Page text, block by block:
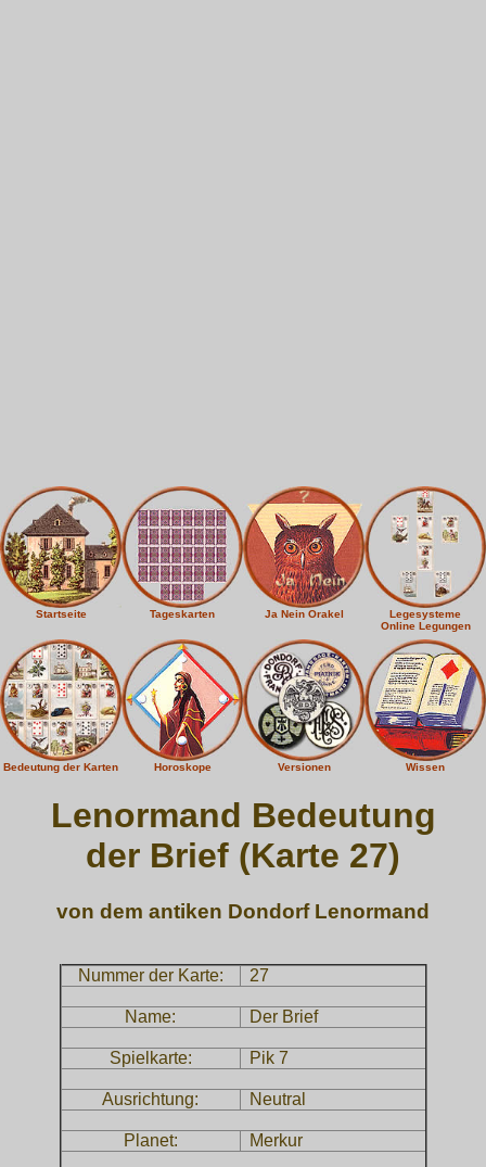
Startseite Tageskarten Ja Nein Orakel
Legesysteme
Online Legungen
Bedeutung der Karten Horoskope Versionen Wissen
Lenormand Bedeutung
der Brief (Karte 27)
von dem antiken Dondorf Lenormand
Nummer der Karte: 27
Name: Der Brief
Spielkarte: Pik 7
Ausrichtung: Neutral
Planet: Merkur